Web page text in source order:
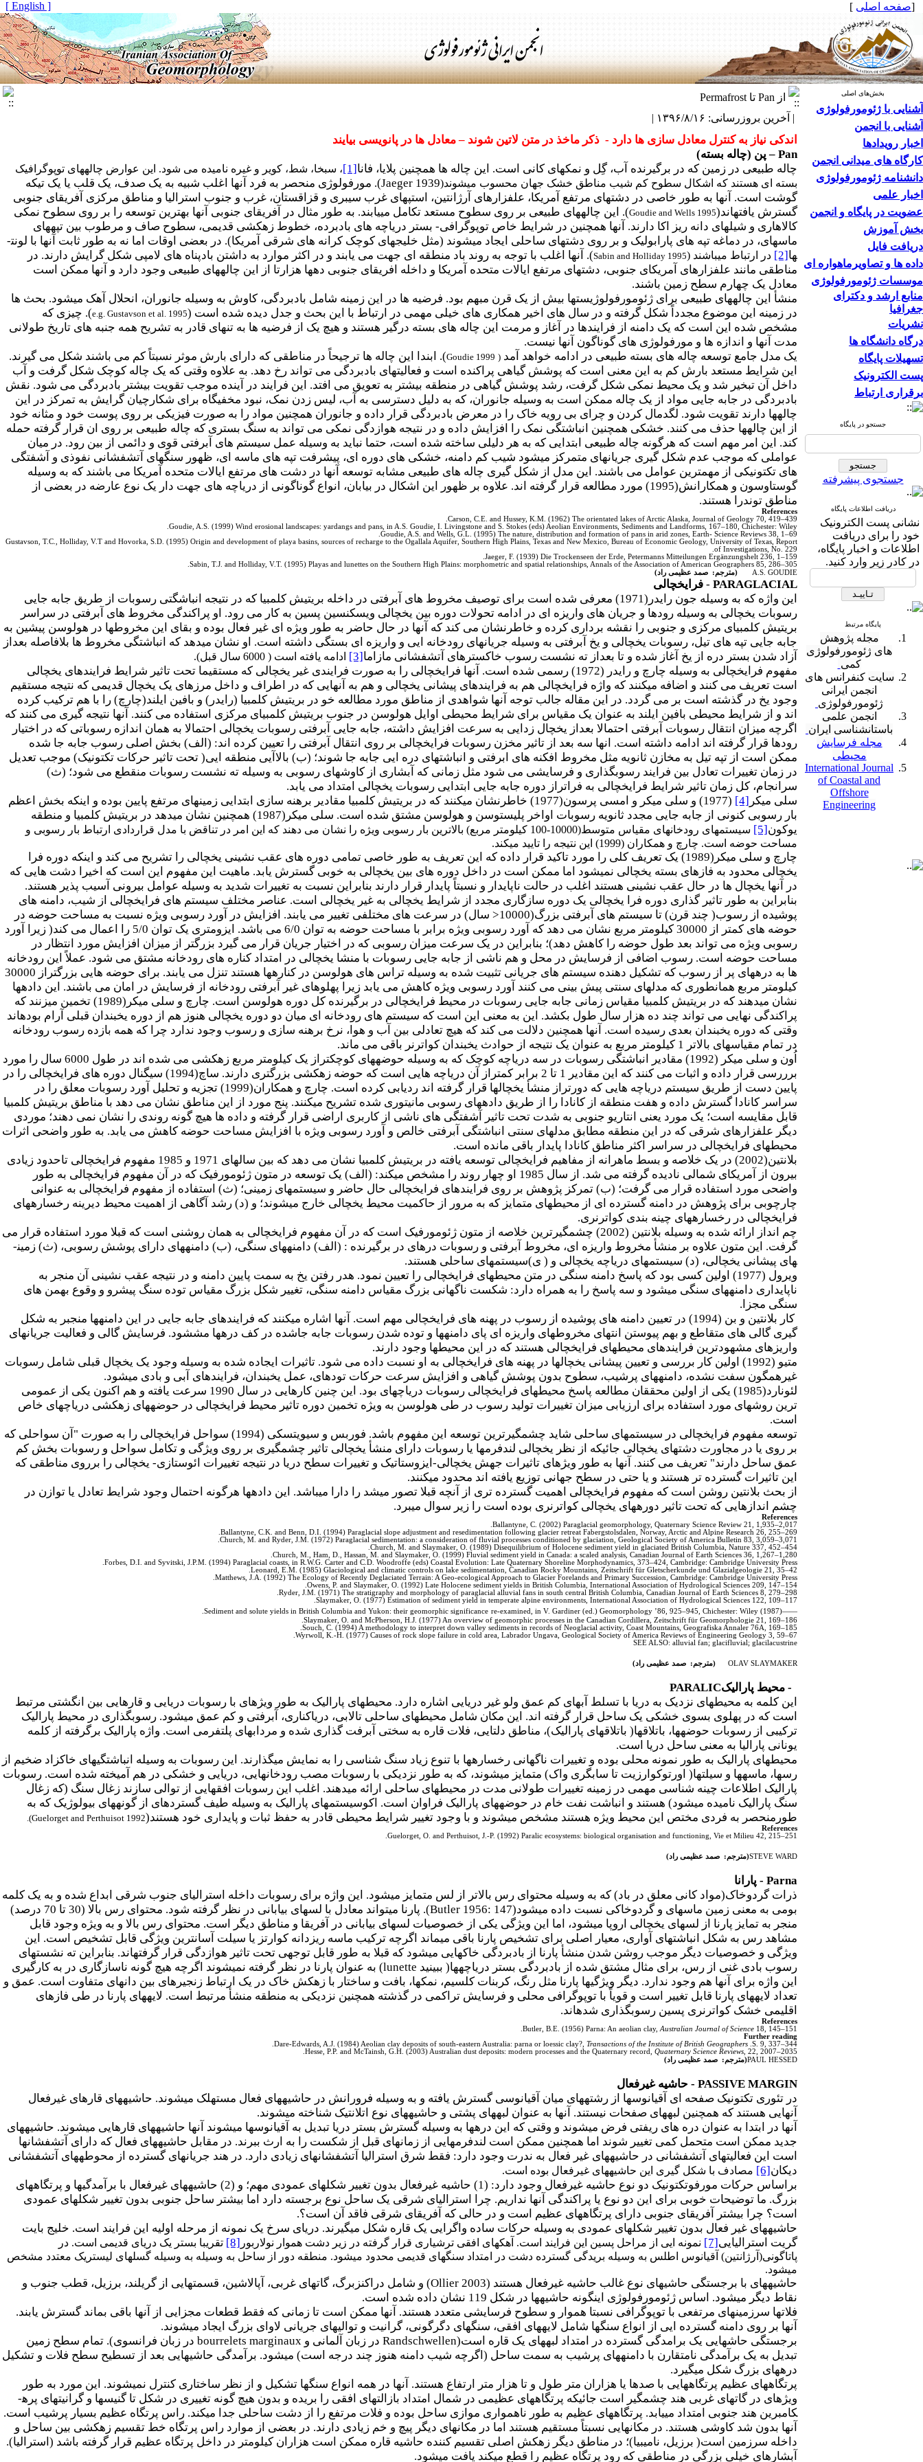
[صفحه اصلی ]
[ English ]
بخش‌های اصلی
آشنایی با ژئومورفولوژی
آشنایی با انجمن
اخبار رویدادها
کارگاه های میدانی انجمن
دانشنامه ژئومورفولوژی
اخبار علمی
عضویت در پایگاه و انجمن
بخش آموزش
دریافت فایل
داده ها و تصاویرماهواره ای
موسسات ژئومورفولوژی
منابع ارشد و دکترای
جغرافیا
نشریات
درگاه دانشگاه ها
تسهیلات پایگاه
پست الکترونیک
برقراری ارتباط
جستجو در پایگاه
جستجوی پیشرفته
دریافت اطلاعات پایگاه
نشانی پست الکترونیک
خود را برای دریافت
اطلاعات و اخبار پایگاه،
در کادر زیر وارد کنید.
پایگاه مرتبط
مجله پژوهش
های ژئومورفولوژی
کمی
سایت کنفرانس های
انجمن ایرانی
ژئومورفولوژی
انجمن علمی
باستانشناسی ایران
مجله فرسایش
محیطی
International Journal
of Coastal and
Offshore
Engineering
از Pan تا Permafrost
| آخرین بروزرسانی: ۱۳۹۶/۸/۱۶ |
اندکی نیاز به کنترل معادل سازی ها دارد - ذکر ماخذ در متن لاتین شوند –معادل ها در پانویسی بیایند
Pan
–پن (چاله بسته)
چاله طبیعی در زمین که در برگیرنده آب، گِل و نمک­های کانی است. این چاله ها همچنین پلایا، فانا[1]، سبخا، شط، کویر و غیره نامیده می شود. این عوارض چاله­های توپوگرافیک
بسته ای هستند که اشکال سطوح کم شیب مناطق خشک جهان محسوب می­شوند(Jaeger 1939). مورفولوژی منحصر به فرد آنها اغلب شبیه به یک صدف، یک قلب یا یک تیکه
گوشت است. آنها به طور خاصی در دشت­های مرتفع آمریکا، علفزارهای آرژانتین، استپ­های غرب سیبری و قزاقستان، غرب و جنوب استرالیا و مناطق مرکزی آفریقای جنوبی
گسترش یافته­اند(Goudie and Wells 1995). این چاله­های طبیعی بر روی سطوح مستعد تکامل می­یابند. به طور مثال در آفریقای جنوبی آنها بهترین توسعه را بر روی سطوح نمکی
کالاهاری و شیل­های دانه ریز اکا دارند. آنها همچنین در شرایط خاص توپوگرافی- بستر دریاچه های بادبرده، خطوط زهکشی قدیمی، سطوح صاف و مرطوب بین تپه­های
ماسه­ای، در دماغه تپه­ های پارابولیک و بر روی دشت­های ساحلی ایجاد می­شوند (مثل خلیج­های کوچک کرانه های شرقی آمریکا). در بعضی اوقات اما نه به طور ثابت آنها با لونت­
ها[2] در ارتباط می­باشند (Sabin and Holliday 1995). آنها اغلب با توجه به روند باد منطقه ای جهت می یابند و در اکثر موارد به داشتن بادپناه های لامپی شکل گرایش دارند. در
مناطقی مانند علفزارهای آمریکای جنوبی، دشت­های مرتفع ایالات متحده آمریکا و داخله افریقای جنوبی ده­ها هزارتا از این چاله­های طبیعی وجود دارد و آنها ممکن است
معادل یک چهارم سطح زمین باشند.
منشأ این چاله­های طبیعی برای ژئومورفولوژیست­ها بیش از یک قرن مبهم بود. فرضیه ها در این زمینه شامل بادبردگی، کاوش به وسیله جانوران، انحلال آهک می­شود. بحث ها
در زمینه این موضوع مجدداً شکل گرفته و در سال های اخیر همکاری های خیلی مهمی در ارتباط با این بحث و جدل دیده شده است (e.g. Gustavson et al. 1995). چیزی که
مشخص شده این است که یک دامنه از فرایندها در آغاز و مرمت این چاله های بسته درگیر هستند و هیچ یک از فرضیه ها به تنهای قادر به تشریح همه جنبه های تاریخ طولانی
مدت آنها و اندازه ها و مورفولوژی های گوناگون آنها نیست.
یک مدل جامع توسعه چاله های بسته طبیعی در ادامه خواهد آمد (
Goudie 1999). ابندا این چاله ها ترجیحاً در مناطقی که دارای بارش موثر نسبتاً کم می باشند شکل می گیرند.
این شرایط مستعد بارش کم به این معنی است که پوشش گیاهی پراکنده است و فعالیت­های بادبردگی می تواند رخ دهد. به علاوه وقتی که یک چاله کوچک شکل گرفت و آب
داخل آن تبخیر شد و یک محیط نمکی شکل گرفت، رشد پوشش گیاهی در منطقه بیشتر به تعویق می افتد. این فرایند در آینده موجب تقویت بیشتر بادبردگی می شود. نقش
بادبردگی در جابه جایی مواد از یک چاله ممکن است به وسیله جانوران، که به دلیل دسترسی به آب، لیس زدن نمک، نبود مخفیگاه برای شکارچیان گرایش به تمرکز در این
چاله­ها دارند تقویت شود. لگدمال کردن و چرای بی رویه خاک را در معرض بادبردگی قرار داده و جانوران همچنین مواد را به صورت فیزیکی بر روی پوست خود و مثانه خود
از این چاله­ها حذف می کنند. خشکی همچنین انباشتگی نمک را افزایش داده و در نتیجه هوازدگی نمکی می تواند به سنگ بستری که چاله طبیعی بر روی ان قرار گرفته حمله
کند. این امر مهم است که هرگونه چاله طبیعی ابتدایی که به هر دلیلی ساخته شده است، حتما نباید به وسیله عمل سیستم های آبرفتی قوی و دائمی از بین رود. در میان
عواملی که موجب عدم شکل گیری جریانهای متمرکز می­شود شیب کم دامنه، خشکی های دوره ای، پیشرفت تپه های ماسه ای، ظهور سنگ­های آتشفشانی نفوذی و آشفتگی
های تکتونیکی از مهمترین عوامل می باشند. این مدل از شکل گیری چاله های طبیعی مشابه توسعه آنها در دشت های مرتفع ایالات متحده آمریکا می باشند که به وسیله
گوستاوسون و همکارانش(1995) مورد مطالعه قرار گرفته اند. علاوه بر ظهور این اشکال در بیابان، انواع گوناگونی از دریاچه های جهت دار یک نوع عارضه در بعضی از
مناطق توندرا هستند.
References
Carson, C.E. and Hussey, K.M. (1962) The orientated lakes of Arctic Alaska, Journal of Geology 70, 419–439.
Goudie, A.S. (1999) Wind erosional landscapes: yardangs and pans, in A.S. Goudie, I. Livingstone and S. Stokes (eds) Aeolian Environments, Sediments and Landforms, 167–180, Chichester: Wiley.
Goudie, A.S. and Wells, G.L. (1995) The nature, distribution and formation of pans in arid zones, Earth- Science Reviews 38, 1–69.
Gustavson, T.C., Holliday, V.T and Hovorka, S.D. (1995) Origin and development of playa basins, sources of recharge to the Ogallala Aquifer, Southern High Plains, Texas and New Mexico, Bureau of Economic Geology, University of Texas, Report
of Investigations, No. 229.
Jaeger, F. (1939) Die Trockenseen der Erde, Petermanns Mitteilungen Ergänzungshelt 236, 1–159.
Sabin, T.J. and Holliday, V.T. (1995) Playas and lunettes on the Southern High Plains: morphometric and spatial relationships, Annals of the Association of American Geographers 85, 286–305
A.S. GOUDIE (مترجم: صمد عظیمی راد)
PARAGLACIAL
- فرایخچالی
این واژه که به وسیله جون رایدر(1971) معرفی شده است برای توصیف مخروط های آبرفتی در داخله بریتیش کلمبیا که در نتیجه انباشگتی رسوبات از طریق جابه جایی
رسوبات یخچالی به وسیله رودها و جریان های واریزه ای در ادامه تحولات دوره بین یخچالی ویسکنسین پسین به کار می رود. او پراکندگی مخروط های آبرفتی در سراسر
بریتیش کلمبیای مرکزی و جنوبی را نقشه برداری کرده و خاطرنشان می کند که آنها در حال حاضر به طور ویژه ای غیر فعال بوده و بقای این مخروطها در هولوسن پیشین به
جابه جایی تپه های تیل، رسوبات یخچالی و یخ آبرفتی به وسیله جریان­های رودخانه ایی و واریزه ای بستگی داشته است. او نشان میدهد که انباشتگی مخروط ها بلافاصله بعداز
آزاد شدن بستر دره از یخ آغاز شده و تا بعداز ته نشست رسوب خاکسترهای آتشفشانی مازاما[3] ادامه یافته است ( 6000 سال قبل).
مفهوم فرایخچالی به وسیله چارچ و رایدر (1972) رسمی شده است. آنها فرایخچالی را به صورت فرایندی غیر یخچالی که مستقیما تحت تاثیر شرایط فرایندهای یخچالی
است تعریف می کنند و اضافه میکنند که واژه فرایخچالی هم به فرایندهای پیشانی یخچالی و هم به آنهایی که در اطراف و داخل مرزهای یک یخچال قدیمی که نتیجه مستقیم
وجود یخ در گذشته است بر می گردد. در این مقاله جالب توجه آنها شواهدی از مناطق مورد مطالعه خو در بریتیش کلمبیا (رایدر) و بافین ایلند(چارچ) را با هم ترکیب کرده
اند و از شرایط محیطی بافین ایلند به عنوان یک مقیاس برای شرایط محیطی اوایل هولوسن در جنوب بریتیش کلمبیای مرکزی استفاده می کنند. آنها نتیجه گیری می کنند که
اگرچه میزان انتقال رسوبات آبرفتی احتمالا بعداز یخچال زدایی به سرعت افزایش داشته، جابه جایی آبرفتی رسوبات یخچالی احتمالا به همان اندازه رسوباتی که در اختیار
رودها قرار گرفته اند ادامه داشته است. انها سه بعد از تاثیر مخزن رسوبات فرایخچالی بر روی انتقال آبرفتی را تعیین کرده اند: (الف) بخش اصلی رسوب جابه جا شده
ممکن است از تپه­ تیل به مخازن ثانویه مثل مخروط افکنه های ابرفتی و انباشت­های دره ایی جابه جا شوند؛ (ب) بالاآیی منطقه ایی( تحت تاثیر حرکات تکتونیک) موجب تعدیل
در زمان تغییرات تعادل بین فرایند رسوبگذاری و فرسایشی می شود مثل زمانی که آبشاری از کاوش­های رسوبی به وسیله ته نشست رسوبات منقطع می شود؛ (ث)
سرانجام، کل زمان تاثیر شرایط فرایخچالی به فراتراز دوره جابه جایی ابتدایی رسوبات یخچالی امتداد می یابد.
سلی میکر [4]
(1977) و سلی میکر و امسی پرسون(1977) خاطرنشان می­کنند که در بریتیش کلمبیا مقادیر برهنه سازی ابتدایی زمین­های مرتفع پایین بوده و اینکه بخش اعظم
بار رسوبی کنونی از جابه جایی مجدد ثانویه رسوبات اواخر پلیستوسن و هولوسن مشتق شده است. سلی میکر(1987) همچنین نشان می­دهد در بریتیش کلمبیا و منطقه
یوکون[5]
سیستم­های رودخانه­ای مقیاس متوسط(10000-100 کیلومتر مربع) بالاترین بار رسوبی ویژه را نشان می دهند که این امر در تناقض با مدل قراردادی ارتباط بار رسوبی و
مساحت حوضه است. چارچ و همکاران (1999) این نتیجه را تایید می­کند.
چارچ و سلی میکر(1989) یک تعریف کلی را مورد تاکید قرار داده که این تعریف به طور خاصی تمامی دوره های عقب نشینی یخچالی را تشریح می کند و اینکه دوره فرا
یخچالی محدود به فازهای بسته یخچالی نمی­شود اما ممکن است در داخل دوره های بین یخچالی به خوبی گسترش یابد. ماهیت این مفهوم این است که اخیرا دشت هایی که
در آنها یخچال ها در حال عقب نشینی هستند اغلب در حالت ناپایدار و نسبتاً پایدار قرار دارند بنابراین نسبت به تغییرات شدید به وسیله عوامل بیرونی آسیب پذیر هستند.
بنابراین به طور تاثیر گذاری دوره فرا یخچالی یک دوره سازگاری مجدد از شرایط یخچالی به غیر یخچالی است. عناصر مختلف سیستم های فرایخچالی از شیب، دامنه های
پوشیده از رسوب( چند قرن) تا سیستم های آبرفتی بزرگ(10000< سال) در سرعت های مختلفی تغییر می یابند. افزایش در آورد رسوبی ویژه نسبت به مساحت حوضه در
حوضه های کمتر از 30000 کیلومتر مربع نشان می دهد که آورد رسوبی ویژه برابر با مساحت حوضه به توان 6/0 می باشد. ایزومتری یک توان 5/0 را اعمال می کند( زیرا آورد
رسوبی ویژه می تواند بعد طول حوضه را کاهش دهد)؛ بنابراین در یک سرعت میزان رسوبی که در اختیار جریان قرار می گیرد بزرگتر از میزان افزایش مورد انتظار در
مساحت حوضه است. رسوب اضافی از فرسایش در محل و هم ناشی از جابه جایی رسوبات با منشا یخچالی در امتداد کناره های رودخانه مشتق می شود. عملاً این رودخانه
ها به دره­های پر از رسوب که تشکیل دهنده سیستم های جریانی تثبیت شده به وسیله تراس های هولوسن در کناره­ها هستند تنزل می یابند. برای حوضه هایی بزرگتراز 30000
کیلومتر مربع همانطوری که مدل­های سنتی پیش بینی می کنند آورد رسوبی ویژه کاهش می یابد زیرا پهلوهای غیر آبرفتی رودخانه از فرسایش در امان می باشند. این داده­ها
نشان میدهند که در بریتیش کلمبیا مقیاس زمانی جابه جایی رسوبات در محیط فرایخچالی در برگیرنده کل دوره هولوسن است. چارچ و سلی میکر(1989) تخمین میزنند که
پراکندگی نهایی می تواند چند ده هزار سال طول بکشد. این به معنی این است که سیستم های رودخانه ای میان دو دوره یخچالی هنوز هم از دوره یخبندان قبلی آرام بوده­اند
وقتی که دوره یخبندان بعدی رسیده است. آنها همچنین دلالت می کند که هیچ تعادلی بین آب و هوا، نرخ برهنه سازی و رسوب وجود ندارد چرا که همه بازده رسوب رودخانه
در تمام مقیاس­های بالاتر 1 کیلومتر مربع به عنوان یک نتیجه از حوادث یخبندان کواترنر باقی می ماند.
اُون و سلی میکر (1992) مقادیر انباشتگی رسوبات در سه دریاچه کوچک که به وسیله حوضه­های کوچکتراز یک کیلومتر مربع زهکشی می شده اند در طول 6000 سال را مورد
برررسی قرار داده و اثبات می کنند که این مقادیر 1 تا 2 برابر کمتراز آن دریاچه هایی است که حوضه زهکشی بزرگتری دارند. ساچ(1994) سیگنال دوره های فرایخچالی را در
پایین دست از طریق سیستم دریاچه هایی که دورتراز منشأ یخچال­ها قرار گرفته اند ردیابی کرده است. چارچ و همکاران(1999) تجزیه و تحلیل آورد رسوبات معلق را در
سراسر کانادا گسترش داده و هفت منطقه از کانادا را از طریق داده­های رسوبی مانیتوری شده تشریح می­کنند. پنج مورد از این مناطق نشان می دهد با مناطق بریتیش کلمبیا
قابل مقایسه است؛ یک مورد یعنی انتاریو جنوبی به شدت تحت تاثیر آشفتگی های ناشی از کاربری اراضی قرار گرفته و داده ها هیچ گونه روندی را نشان نمی دهند؛ موردی
دیگر علفزارهای شرقی که در این منطقه مطابق مدل­های سنتی انباشتگی آبرفتی خالص و آورد رسوبی ویژه با افزایش مساحت حوضه کاهش می یابد. به طور واضحی اثرات
محیط­های فرایخچالی در سراسر اکثر مناطق کانادا پایدار باقی مانده است.
بلانتین(2002) در یک خلاصه و بسط ماهرانه از مفاهیم فرایخچالی توسعه یافته در بریتیش کلمبیا نشان می دهد که بین سالهای 1971 و 1985 مفهوم فرایخچالی تاحدود زیادی
بیرون از آمریکای شمالی نادیده گرفته می شد. از سال 1985 او چهار روند را مشخص میکند: (الف) یک توسعه در متون ژئومورفیک که در آن مفهوم فرایخچالی به طور
واضحی مورد استفاده قرار می گرفت؛ (ب) تمرکز پژوهش بر روی فرایندهای فرایخچالی حال حاضر و سیستم­های زمینی؛ (ث) استفاده از مفهوم فرایخچالی به عنوانی
چارچوبی برای پژوهش در دامنه گسترده ای از محیط­های متمایز که به مرور از حاکمیت محیط یخچالی خارج می­شوند؛ و (د) رشد آگاهی از اهمیت محیط دیرینه رخساره­های
فرایخچالی در رخساره­های چینه بندی کواترنری.
چم انداز ارائه شده به وسیله بلانتین (2002) چشمگیرترین خلاصه از متون ژئومورفیک است که در آن مفهوم فرایخچالی به همان روشنی است که قبلا مورد استفاده قرار می
گرفت. این متون علاوه بر منشأ مخروط واریزه ای، مخروط آبرفتی و رسوبات دره­ای در برگیرنده : (الف) دامنه­های سنگی، (ب) دامنه­های دارای پوشش رسوبی، (ث) زمین­
های پیشانی یخچالی، (د) سیستم­های دریاچه یخچالی و ( ی)سیستم­های ساحلی هستند.
ویرول (1977) اولین کسی بود که پاسخ دامنه سنگی در متن محیط­های فرایخچالی را تعیین نمود. هدر رفتن یخ به سمت پایین دامنه و در نتیجه عقب نشینی آن منجر به
ناپایداری دامنه­های سنگی می­شود و سه پاسخ را به همراه دارد: شکست ناگهانی بزرگ مقیاس دامنه سنگی، تغییر شکل بزرگ مقیاس توده سنگ پیشرو و وقوع بهمن های
سنگی مجزا.
کار بلانتین و بن (1994) در تعیین دامنه های پوشیده از رسوب در پهنه های فرایخچالی مهم است. آنها اشاره می­کنند که فرایندهای جابه جایی در این دامنه­ها منجبر به شکل
گیری گالی های متقاطع و بهم پیوستن انتهای مخروط­های واریزه ای پای دامنه­ها و توده شدن رسوبات جابه جاشده در کف دره­ها مش­شود. فرسایش گالی و فعالیت جریان­های
واریزه­ای مشهودترین فرایندهای محیط­های فرایخچالی هستند که در این محیط­ها وجود دارند.
متیو (1992) اولین کار بررسی و تعیین پیشانی­ یخچال­ها در پهنه های فرایخچالی به او نسبت داده می شود. تاثیرات ایجاده شده به وسیله وجود یک یخچال­ قبلی شامل رسوبات
غیرهمگون سفت نشده، دامنه­های پرشیب، سطوح بدون پوشش گیاهی و افزایش سرعت حرکات توده­ای، عمل یخبندان، فرایندهای آبی و بادی می­شود.
لئونارد(1985) یکی از اولین محققان مطالعه پاسخ محیط­های فرایخچالی رسوبات دریاچه­ای بود. این چنین کارهایی در سال 1990 سرعت یافته و هم اکنون یکی از عمومی
ترین روش­های مورد استفاده برای ارزیابی میزان تغییرات تولید رسوب در طی هولوسن به ویژه تخمین دوره تاثیر محیط فرایخچالی در حوضه­های زهکشی دریاچه­ای خاص
است.
توسعه مفهوم فرایخچالی در سیستم­های ساحلی شاید چشمگیرترین توسعه این مفهوم باشد. فوربس و سیویتسکی (1994) سواحل فرایخچالی را به صورت "آن سواحلی که
بر روی یا در مجاورت دشت­های یخچالی جائیکه از نظر یخچالی لندفرم­ها یا رسوبات دارای منشأ یخچالی تاثیر چشمگیری بر روی ویژگی و تکامل سواحل و رسوبات بخش کم
عمق ساحل دارند" تعریف می کنند. آنها به طور ویژه­ای تاثیرات جهش یخچالی-ایزوستاتیک و تغییرات سطح دریا در نتیجه تغییرات ائوستازی- یخچالی را برروی مناطقی که
این تاثیرات گسترده تر هستند و یا حتی در سطح جهانی توزیع یافته اند محدود می­کنند.
از بحث بلانتین روشن است که مفهوم فرایخچالی اهمیت گسترده تری از آنچه قبلا تصور می­شد را دارا می­باشد. این داده­ها هرگونه احتمال وجود شرایط تعادل یا توازن در
چشم اندازهایی که تحت تاثیر دوره­های یخچالی کواترنری بوده است را زیر سوال می­برد.
References
Ballantyne, C. (2002) Paraglacial geomorphology, Quaternary Science Review 21, 1,935–2,017.
Ballantyne, C.K. and Benn, D.I. (1994) Paraglacial slope adjustment and resedimentation following glacier retreat Fabergstolsdalen, Norway, Arctic and Alpine Research 26, 255–269.
Church, M. and Ryder, J.M. (1972) Paraglacial sedimentation: a consideration of fluvial processes conditioned by glaciation, Geological Society of America Bulletin 83, 3,059–3,071.
Church, M. and Slaymaker, O. (1989) Disequilibrium of Holocene sediment yield in glaciated British Columbia, Nature 337, 452–454.
Church, M., Ham, D., Hassan, M. and Slaymaker, O. (1999) Fluvial sediment yield in Canada: a scaled analysis, Canadian Journal of Earth Sciences 36, 1,267–1,280.
Forbes, D.I. and Syvitski, J.P.M. (1994) Paraglacial coasts, in R.W.G. Carter and C.D. Woodroffe (eds) Coastal Evolution: Late Quaternary Shoreline Morphodynamics, 373–424, Cambridge: Cambridge University Press.
Leonard, E.M. (1985) Glaciological and climatic controls on lake sedimentation, Canadian Rocky Mountains, Zeitschrift für Gletscherkunde und Glazialgeologie 21, 35–42.
Matthews, J.A. (1992) The Ecology of Recently Deglaciated Terrain: A Geo-ecological Approach to Glacier Forelands and Primary Succession, Cambridge: Cambridge University Press.
Owens, P. and Slaymaker, O. (1992) Late Holocene sediment yields in British Columbia, International Association of Hydrological Sciences 209, 147–154.
Ryder, J.M. (1971) The stratigraphy and morphology of paraglacial alluvial fans in south central British Columbia, Canadian Journal of Earth Sciences 8, 279–298.
Slaymaker, O. (1977) Estimation of sediment yield in temperate alpine environments, International Association of Hydrological Sciences 122, 109–117.
——(1987) Sediment and solute yields in British Columbia and Yukon: their geomorphic significance
re-examined, in V. Gardiner (ed.) Geomorphology ’86, 925–945, Chichester: Wiley.
Slaymaker, O. and McPherson, H.J. (1977) An overview of geomorphic processes in the Canadian Cordillera, Zeitschrift für Geomorphologie 21, 169–186.
Souch, C. (1994) A methodology to interpret down valley sediments in records of Neoglacial activity, Coast Mountains, Geografiska Annaler 76A, 169–185.
Wyrwoll, K.-H. (1977) Causes of rock slope failure in cold area, Labrador Ungava, Geological Society of America Reviews of Engineering Geology 3, 59–67.
SEE ALSO: alluvial fan; glacifluvial; glacilacustrine
OLAV SLAYMAKER (مترجم: صمد عظیمی راد)
- محیط پارالیکPARALIC
این کلمه به محیط­های نزدیک به دریا با تسلط آب­های کم عمق ولو غیر دریایی اشاره دارد. محیط­های پارالیک به طور ویژه­ای با رسوبات دریایی و قاره­ایی بین انگشتی مرتبط
است که در پهلوی بسوی خشکی یک ساحل قرار گرفته اند. این مکان شامل محیط­های ساحلی تالابی، دریاکناری، آبرفتی و کم عمق می­شود. رسوبگذاری در محیط پارالیک
ترکیبی از رسوبات حوضه­ها، باتلاق­ها( باتلاق­های پارالیک)، مناطق دلتایی، فلات قاره به سختی آبرفت گذاری شده و مرداب­های پلتفرمی است. واژه پارالیک برگرفته از کلمه
یونانی پارالیا به معنی ساحل دریا است.
محیط­های پارالیک به طور نمونه محلی بوده و تغییرات ناگهانی رخساره­ها با تنوع زیاد سنگ شناسی را به نمایش می­گذارند. این رسوبات به وسیله انباشتگی­های خاکزاد ضخیم از
رس­ها، ماسه­ها و سیلت­ها( اورتوکوارزیت تا سابگری واک) متمایز می­شوند، که به طور نزدیکی با رسوبات مصب رودخانه­ایی، دریایی و خشکی در هم آمیخته شده است. رسوبات
پارالیک اطلاعات چینه شناسی مهمی در زمینه تغییرات طولانی مدت در محیط­های ساحلی ارائه می­دهند. اغلب این رسوبات افق­هایی از توالی سازند زغال سنگ (که زغال
سنگ پارالیک نامیده می­شود) هستند و انباشت نفت خام در حوضه­های پارالیک فراوان است. اکوسیستم­های پارالیک به وسیله طیف گسترده­ای از گونه­های بیولوژیک که به
طورمنحصر به فردی مختص این محیط ویژه هستند مشخص می­شوند و با وجود تغییر شرایط محیطی قادر به حفظ ثبات و پایداری خود هستند(Guelorget and Perthuisot 1992
).
References
Guelorget, O. and Perthuisot, J.-P. (1992) Paralic ecosystems: biological organisation and functioning, Vie et Milieu 42, 215–251
STEVE WARD(مترجم: صمد عظیمی راد)
Parna - پارانا
ذرات گردوخاک(مواد کانی معلق در باد) که به وسیله محتوای رس بالاتر از لس متمایز می­شود. این واژه برای رسوبات داخله استرالیای جنوب شرقی ابداع شده و به یک کلمه
بومی به معنی زمین ماسه­ای و گردوخاکی نسبت داده می­شود(Butler 1956: 147
)
. پارنا می­تواند معادل با لس­های بیابانی در نظر گرفته شود. محتوای رس بالا (30 تا 70 درصد)
منجر به تمایز پارنا از لس­های یخچالی اروپا می­شود، اما این ویژگی یکی از خصوصیات لس­های بیابانی در آفریقا و مناطق دیگر است. محتوای رس بالا و به ویژه وجود قابل
مشاهد رس به شکل انباشت­های آواری، معیار اصلی برای تشخیص پارنا باقی می­ماند اگرچه ترکیب ماسه ریزدانه کوارتز یا سیلت آسان­ترین ویژگی قابل تشخیص است. این
ویژگی و خصوصیات دیگر موجب روشن شدن منشأ پارنا از بادبردگی خاک­هایی می­شود که قبلا به طور قابل توجهی تحت تاثیر هوازدگی قرار گرفته­اند. بنابراین ته نشست­های
رسوب بادی غنی از رس، برای مثال مشتق شده از بادبردگی بستر دریاچه­ها( ببینید lunette) به عنوان پارنا در نظر گرفته نمی­شوند اگرچه هیچ گونه ناسازگاری در به کارگیری
این واژه برای آنها هم وجود ندارد. دیگر ویژگی­ها پارنا مثل رنگ، کربنات کلسیم، نمک­ها، بافت و ساختار با زهکش خاک در یک ارتباط زنجیره­ای بین دانه­ای متفاوت است. عمق و
تعداد لایه­های پارنا قابل تغییر است و قویاً با توپوگرافی محلی و فرسایش تراکمی در گذشته همچنین نزدیکی به منطقه منشأ مرتبط است. لایه­های پارنا در طی فازهای
اقلیمی خشک کواترنری پسین رسوبگذاری شده­اند.
References
Butler, B.E. (1956) Parna: An aeolian clay, Australian Journal of Science 18, 145–151.
Further reading
Dare-Edwards, A.J. (1984) Aeolian clay deposits of south-eastern Australia: parna or loessic clay?, Transactions of the Institute of British Geographers .S. 9, 337–344.
Hesse, P.P. and McTainsh, G.H. (2003) Australian dust deposits: modern processes and the Quaternary record, Quaternary Science Reviews , 22, 2007–2035.
PAUL HESSED (مترجم: صمد عظیمی راد)
PASSIVE MARGIN - حاشیه غیرفعال
در تئوری تکتونیک صفحه ای آقیانوس­ها از رشته­های میان آقیانوسی گسترش یافته و به وسیله فرورانش در حاشیه­های فعال مستهلک می­شوند. حاشیه­های قاره­ای غیرفعال
آنهایی هستند که همچنین لبه­های صفحات نیستند. آنها به عنوان لبه­های پشتی و حاشیه­های نوع اتلانتیک شناخته می­شوند.
آنها در ابتدا به عنوان دره ­های ریفتی فرض می­شوند و وقتی که این دره­ها به وسیله گسترش بستر دریا تبدیل به آقیانوس­ها می­شوند آنها حاشیه­های قاره­ایی می­شوند. حاشیه­های
جدید ممکن است متحمل کمی تغییر شوند اما همچنین ممکن است لندفرم­هایی از زمان­های قبل از شکست را به ارث ببرند. در مقابل حاشیه­های فعال که دارای آتشفشان­ها
است این فعالیت­های آتشفشانی در حاشیه­های غیر فعال به ندرت وجود دارد: فقط شرق استرالیا آتشفشان­های زیادی دارد. در هند جریان­های گسترده از محوطه­های آتشفشانی
دیکان[6] مصادف با شکل گیری این حاشیه­های غیرفعال بوده است.
براساس حرکات مورفوتکتونیک دو نوع حاشیه غیرفعال وجود دارد: (1) حاشیه غیرفعال بدون تغییر شکل­های عمودی مهم؛ و (2) حاشیه­های غیرفعال با برآمدگی­ها و پرتگاه­های
بزرگ. ما توضیحات خوبی برای این دو نوع یا پراکندگی آنها نداریم. چرا استرالیای شرقی یک ساحل نوع برجسته دارد اما بیشتر ساحل جنوبی بدون تغییر شکل­های عمودی
است؟ چرا بیشتر آفریقای جنوبی دارای پرتگاه­های عظیم است و در حالی که آفریقای شرقی فاقد آن است؟.
حاشیه­های غیر فعال بدون تغییر شکل­های عمودی به وسیله حرکات ساده واگرایی یک قاره شکل می­گیرند. دریای سرخ یک نمونه از مرحله اولیه این فرایند است. خلیج بایت
گریت استرالیایی[7] نمونه ایی از مراحل پسین این فرایند است. آهک­های افقی ترشیاری قرار گرفته در زیر دشت هموار نولاربور [8] تقریبا بستر یک دریای قدیمی است. در
پاتاگونی(آرژانتین) آقیانوس اطلس به وسیله بریدگی گسترده دشت در امتداد سنگ­های قدیمی محدود می­شود. منطقه دور از ساحل به وسیله به وسیله گسل­های لیستریک معتدد مشخص
می­شود.
حاشیه­های با برجستگی حاشیه­ای نوع غالب حاشیه غیرفعال هستند (Ollier 2003) و شامل دراکنزبرگ، گات­های غربی، آپالاشین، قسمت­هایی از گریلند، برزیل، قطب جنوب و
نقاط دیگر می­شود. اساس ژئومورفولوژی اینگونه حاشیه­ها در شکل 119 نشان داده شده است.
فلات­ها سرزمین­های مرتفعی با توپوگرافی نسبتا هموار و سطوح فرسایشی متعدد هستند. آنها ممکن است تا زمانی که فقط قطعات مجزایی از آنها باقی بماند گسترش یابند.
آنها بر روی دامنه گسترده ایی از انواع سنگ­ها شامل لایه­های افقی، سنگ­های دگرگونی، گرانیت و توالی­های جریانی لاوای بزرگ ایجاد می­شوند.
برجستگی حاشه­ایی یک برامدگی گسترده در امتداد لبه­های یک قاره است(Randschwellen در زبان آلمانی و bourrelets marginaux در زبان فرانسوی). تمام سطح زمین
تبدیل به یک برآمدگی نامتقارن با دامنه­های پرشیب به سمت ساحل (اگرچه شیب دامنه هنوز چند درجه است) می­شود. برآمدگی حاشیه­ایی بعد از تسطیح سطح فلات و تشکیل
دره­های بزرگ شکل می­گیرد.
پرتگاه­های عظیم پرتگاه­هایی با صدها یا هزاران متر طول و تا هزار متر ارتفاع هستند. آنها در همه انواع سنگ­ها تشکیل و از نظر ساختاری کنترل نمی­شوند. این مورد به طور
ویژه­ای در گات­های غربی هند چشمگیر است جائیکه پرتگاه­های عظیمی در شمال امتداد بازالت­های افقی را بریده و بدون هیچ گونه تغییری در شکل تا گنیس­ها و گرانیت­های پره­
کامبرین هند جنوبی امتداد می­یابد. پرتگاه­های عظیم به طور ناهمواری موازی ساحل بوده و فلات مرتفع را از دشت­ ساحلی جدا می­کند. راس پرتگاه عظیم بسیار پرشیب است.
آنها بدون شد کاوشی هستند. در مکان­هایی نسبتاً مستقیم هستند اما در مکان­های دیگر پیچ و خم زیادی دارند. در بعضی از موارد راس پرتگاه خط تقسیم زهکشی بین ساحل و
داخله سرزمین است( برزیل، نامیبیا)؛ در مناطق دیگر زهکش اصلی تقسیم کننده حاشیه قاره ممکن است هزاران کیلومتر در داخل پرتگاه عظیم قرار گرفته باشد (استرالیا).
آبشارهای خیلی بزرگی در مناطقی که رود پرتگاه عظیم را قطع می­کند یافت می­شود.